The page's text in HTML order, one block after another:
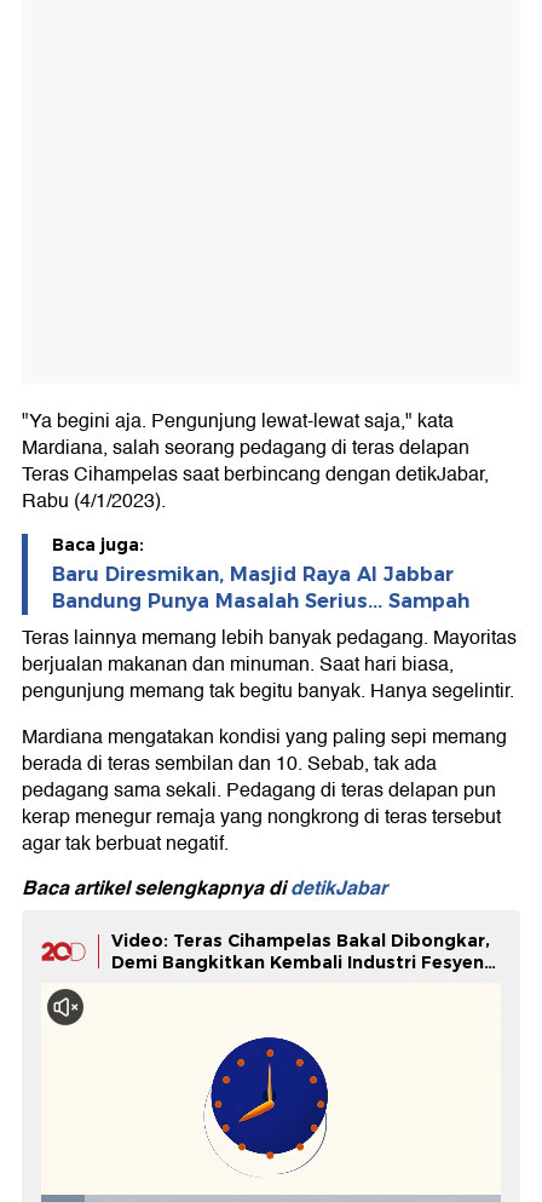
"Ya begini aja. Pengunjung lewat-lewat saja," kata
Mardiana, salah seorang pedagang di teras delapan
Teras Cihampelas saat berbincang dengan detikJabar,
Rabu (4/1/2023).
Baca juga:
Baru Diresmikan, Masjid Raya Al Jabbar
Bandung Punya Masalah Serius... Sampah
Teras lainnya memang lebih banyak pedagang. Mayoritas
berjualan makanan dan minuman. Saat hari biasa,
pengunjung memang tak begitu banyak. Hanya segelintir.
Mardiana mengatakan kondisi yang paling sepi memang
berada di teras sembilan dan 10. Sebab, tak ada
pedagang sama sekali. Pedagang di teras delapan pun
kerap menegur remaja yang nongkrong di teras tersebut
agar tak berbuat negatif.
Baca artikel selengkapnya didetikJabar
Video: Teras Cihampelas Bakal Dibongkar,
Demi Bangkitkan Kembali Industri Fesyen